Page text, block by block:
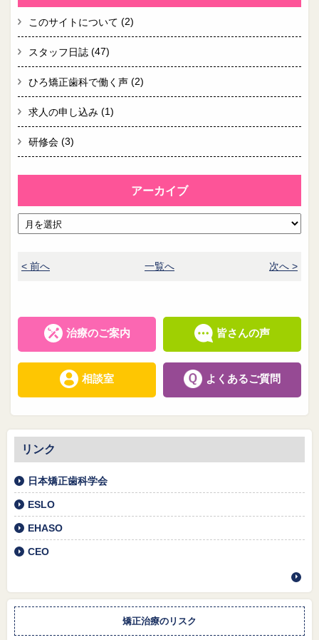
このサイトについて (2)
スタッフ日誌 (47)
ひろ矯正歯科で働く声 (2)
求人の申し込み (1)
研修会 (3)
アーカイブ
< 前へ 一覧へ 次へ >
治療のご案内 皆さんの声
相談室 よくあるご質問
リンク
日本矯正歯科学会
ESLO
EHASO
CEO
矯正治療のリスク